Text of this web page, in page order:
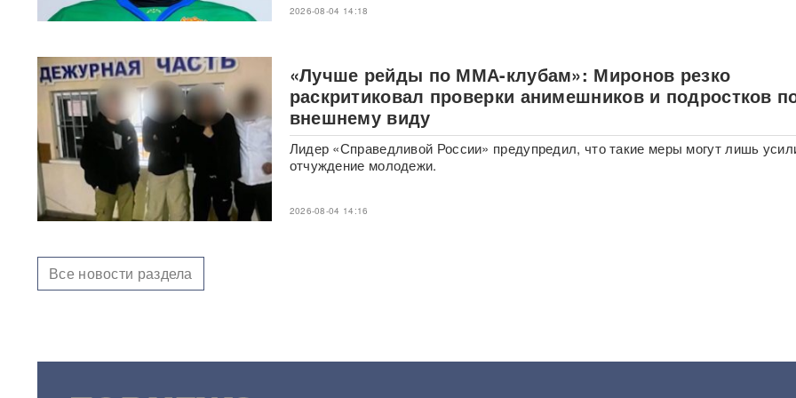
полноценным человеком»:
слова депутата Госдумы
Зеленский согласовал новые
операции против России
С-400 за день сбили 10
МиГ-29 ВСУ: в ВКС РФ
раскрыли детали
триумфальных стрельб
"Герани" ударили по судам
сухогрузов пораженыВИДЕО
На Севморпути собирают
2026-08-04 14:18
«Лучше рейды по ММА-клубам»: Миронов резко
раскритиковал проверки анимешников и подростков
внешнему виду
Лидер «Справедливой России» предупредил, что такие меры могут лишь
отчуждение молодежи.
2026-08-04 14:16
Все новости раздела